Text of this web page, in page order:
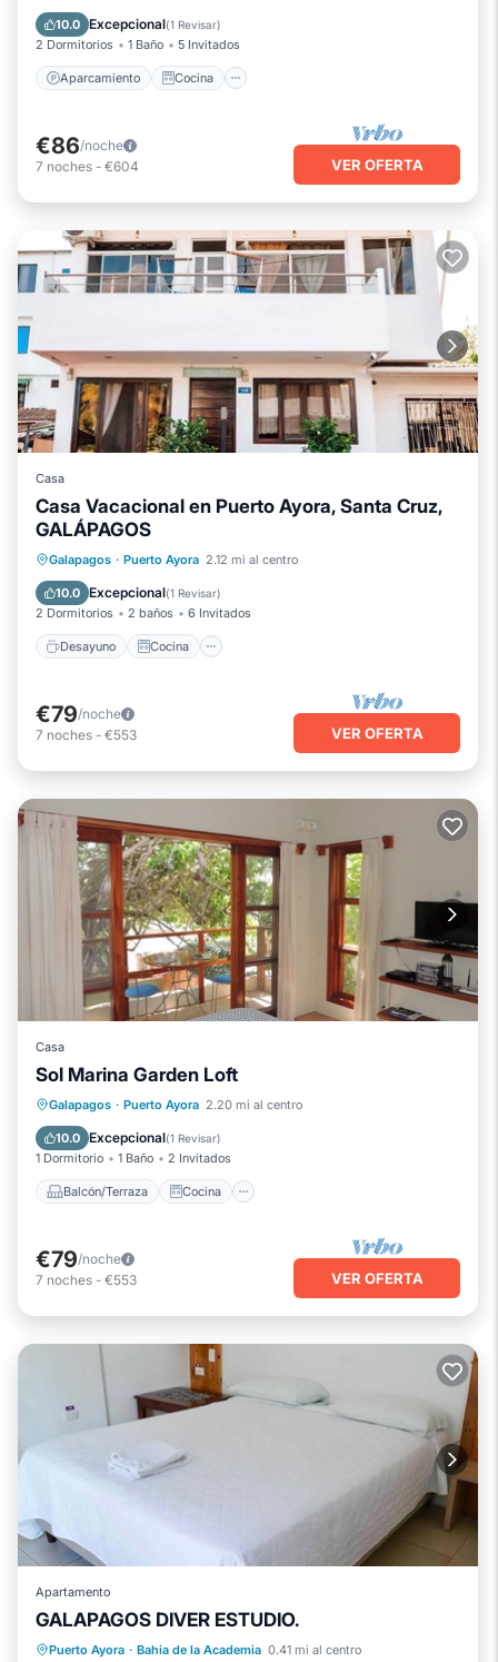
10.0 Excepcional(1 Revisar)
2 Dormitorios 1 Baño 5 Invitados
Aparcamiento Cocina
Aire acondicionado
€86/noche
7 noches - €604 VER OFERTA
Casa
Casa Vacacional en Puerto Ayora, Santa Cruz,
GALÁPAGOS
Galapagos · Puerto Ayora 2.12 mi al centro
10.0 Excepcional(1 Revisar)
2 Dormitorios 2 baños 6 Invitados
Desayuno Cocina
Desayuno
Cocina
Aire acondicionado
€79/noche
7 noches - €553 VER OFERTA
Casa
Sol Marina Garden Loft
Galapagos · Puerto Ayora 2.20 mi al centro
10.0 Excepcional(1 Revisar)
1 Dormitorio 1 Baño 2 Invitados
Balcón/Terraza Cocina
Balcón/Terraza Cocina
TV
€79/noche
7 noches - €553 VER OFERTA
Apartamento
GALAPAGOS DIVER ESTUDIO.
Puerto Ayora · Bahia de la Academia 0.41 mi al centro
Aire acondicionado Internet